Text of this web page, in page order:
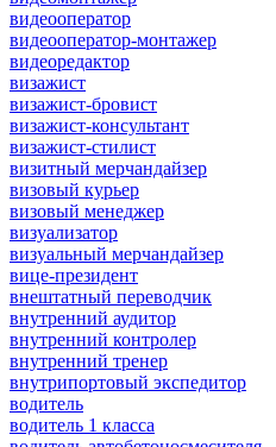
видеооператор
видеооператор-монтажер
видеоредактор
визажист
визажист-бровист
визажист-консультант
визажист-стилист
визитный мерчандайзер
визовый курьер
визовый менеджер
визуализатор
визуальный мерчандайзер
вице-президент
внештатный переводчик
внутренний аудитор
внутренний контролер
внутренний тренер
внутрипортовый экспедитор
водитель
водитель 1 класса